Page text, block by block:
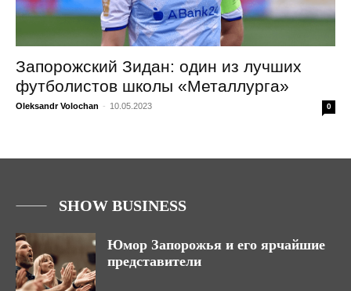
Запорожский Зидан: один из лучших
футболистов школы «Металлурга»
Oleksandr Volochan - 10.05.2023 0
SHOW BUSINESS
Юмор Запорожья и его ярчайшие
представители